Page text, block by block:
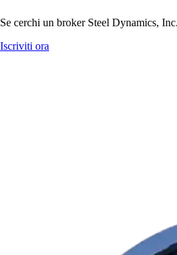
Se cerchi un broker Steel Dynamics,
Iscriviti ora